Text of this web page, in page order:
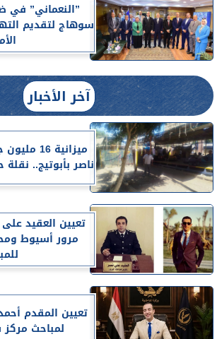
”النعماني” في
سوهاج لتقديم
آخر الأخبار
ميزانية
ناصر بأبوتيج..
تعيين العقيد
مرور أسيوط
تعيين المقدم
لمباحث